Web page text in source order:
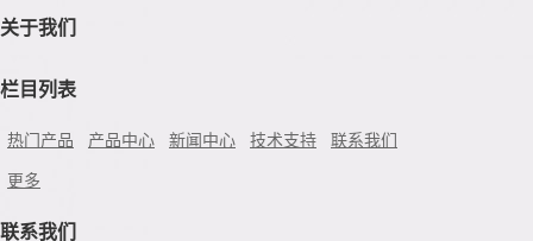
关于我们
栏目列表
热门产品 产品中心 新闻中心 技术支持 联系我们
更多
联系我们